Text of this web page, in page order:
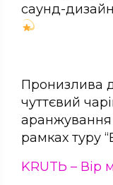
саунд-
Пронизлива
чуттєвий
аранжування
рамках туру
KRUTЬ – Вір